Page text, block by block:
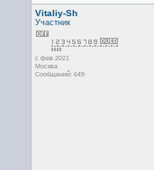
Vitaliy-Sh
Участник
с фев 2021
Москва
Сообщений: 649